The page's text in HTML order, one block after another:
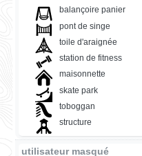
balançoire panier
pont de singe
toile d'araignée
station de fitness
maisonnette
skate park
toboggan
structure
utilisateur masqué